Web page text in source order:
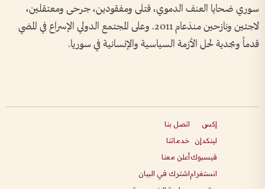
سوري ضحايا العنف الدموي، قتلى ومفقودين، جرحى ومعتقلين،
لاجئين ونازحين منذعام 2011. وعلى المجتمع الدولي الإسراع في المضي
قدماً وبجدية لحل الأزمة السياسية والإنسانية في سوريا.
إكس
لينكدإن
فيسبوك
انستغرام
اتصل بنا
خدماتنا
أعلن معنا
اشترك في البيان